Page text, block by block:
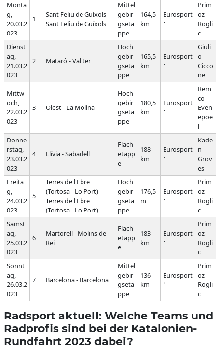
Monta
g,
20.03.2
023
1
Sant Feliu de Guíxols -
Sant Feliu de Guíxols
Mittel
gebir
gseta
ppe
164,5
km
Eurosport
1
Prim
oz
Rogli
c
Dienst
ag,
21.03.2
023
2 Mataró - Vallter
Hoch
gebir
gseta
ppe
165,5
km
Eurosport
1
Giuli
o
Cicco
ne
Mittw
och,
22.03.2
023
3 Olost - La Molina
Hoch
gebir
gseta
ppe
180,5
km
Eurosport
1
Rem
co
Even
epoe
l
Donne
rstag,
23.03.2
023
4 Llívia - Sabadell
Flach
etapp
e
188
km
Eurosport
1
Kade
n
Grov
es
Freita
g,
24.03.2
023
5
Terres de l'Ebre
(Tortosa - Lo Port) -
Terres de l'Ebre
(Tortosa - Lo Port)
Hoch
gebir
gseta
ppe
176,5
m
Eurosport
1
Prim
oz
Rogli
c
Samst
ag,
25.03.2
023
6
Martorell - Molins de
Rei
Flach
etapp
e
183
km
Eurosport
1
Prim
oz
Rogli
c
Sonnt
ag,
26.03.2
023
7 Barcelona - Barcelona
Mittel
gebir
gseta
ppe
136
km
Eurosport
1
Prim
oz
Rogli
c
Radsport aktuell: Welche Teams und
Radprofis sind bei der Katalonien-
Rundfahrt 2023 dabei?